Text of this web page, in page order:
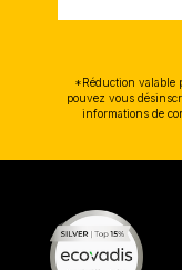
*Réduction valable
pouvez vous
informations de